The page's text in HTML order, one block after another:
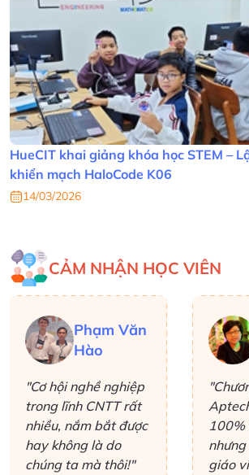
HueCIT khai giảng khóa học STEM –
khiển mạch HaloCode K06
14/03/2026
CẢM NHẬN HỌC VIÊN
Phạm Văn
Hào
"Cơ hội nghề nghiệp
trong lĩnh CNTT rất
nhiều, nắm bắt được
hay không là do
chúng ta mà thôi!"
100%
giáo